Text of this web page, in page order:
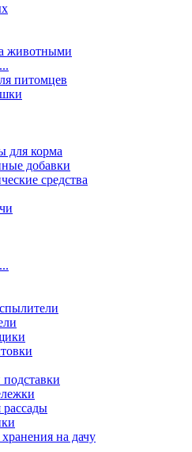
животными
питомцев
для корма
добавки
средства
на дачу